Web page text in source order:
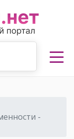
-